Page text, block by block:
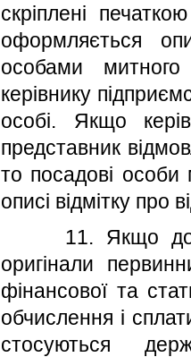
скрiпленi
оформляється
особами
керiвнику
особi. Якщо
представник
то посадовi особи
описi вiдмiтку про
11. Якщо до
оригiнали
фiнансової та
обчислення i
стосуються